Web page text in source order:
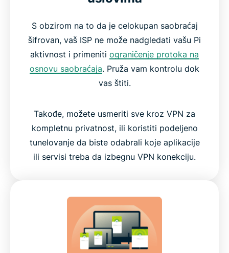
S obzirom na to da je celokupan saobraćaj
šifrovan, vaš ISP ne može nadgledati vašu Pi
aktivnost i primeniti ograničenje protoka na
osnovu saobraćaja. Pruža vam kontrolu dok
vas štiti.
Takođe, možete usmeriti sve kroz VPN za
kompletnu privatnost, ili koristiti podeljeno
tunelovanje da biste odabrali koje aplikacije
ili servisi treba da izbegnu VPN konekciju.